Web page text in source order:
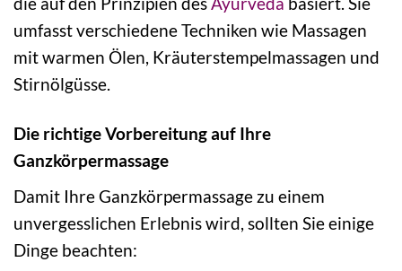
umfasst verschiedene Techniken wie Massagen
mit warmen Ölen, Kräuterstempelmassagen und
Stirnölgüsse.
Die richtige Vorbereitung auf Ihre
Ganzkörpermassage
Damit Ihre Ganzkörpermassage zu einem
unvergesslichen Erlebnis wird, sollten Sie einige
Dinge beachten: